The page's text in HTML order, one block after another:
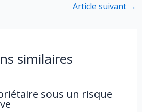
Article suivant →
similaires
sous un risque